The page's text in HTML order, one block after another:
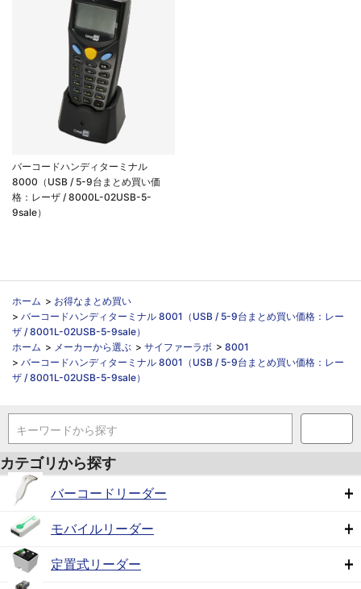
バーコードハンディターミナル
8000（USB / 5-9台まとめ買い価
格：レーザ / 8000L-02USB-5-
9sale）
ホーム > お得なまとめ買い
> バーコードハンディターミナル 8001（USB / 5-9台まとめ買い価格：レー
ザ / 8001L-02USB-5-9sale）
ホーム > メーカーから選ぶ > サイファーラボ > 8001
> バーコードハンディターミナル 8001（USB / 5-9台まとめ買い価格：レー
ザ / 8001L-02USB-5-9sale）
キーワードから探す
カテゴリから探す
バーコードリーダー
モバイルリーダー
定置式リーダー